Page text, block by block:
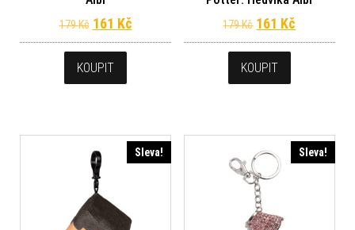
179Kč Původní cena byla: 179 Kč.
161 KčAktuální cena je: 161 Kč.
KOUPIT
179Kč Původní cena
161 Kč
KOUPIT
Sleva! Sleva!